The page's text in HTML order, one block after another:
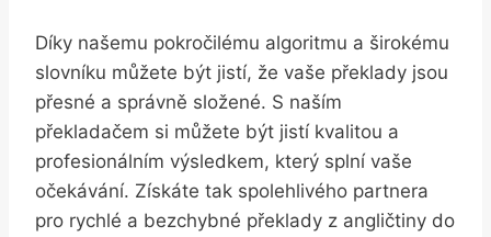
Díky našemu⁣ pokročilému algoritmu a širokému
slovníku⁣ můžete být ‌jistí, že‍ vaše překlady ⁢jsou‌
přesné a ‍správně složené. S naším⁣
překladačem si‍ můžete být jistí kvalitou a
profesionálním výsledkem,‌ který splní⁣ vaše
očekávání. Získáte tak spolehlivého ‌partnera
pro ⁣rychlé a bezchybné​ překlady z⁢ angličtiny do